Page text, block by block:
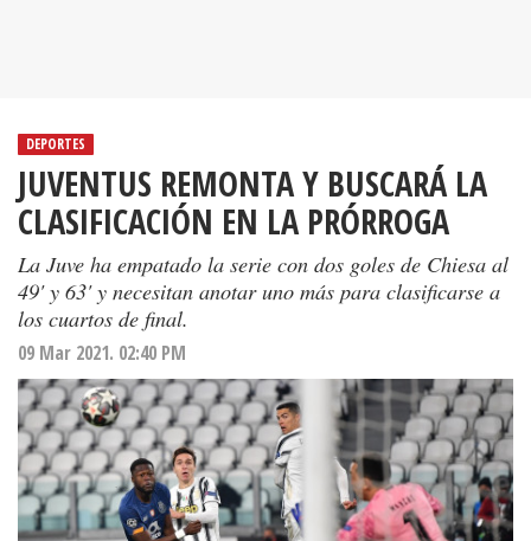
DEPORTES
JUVENTUS REMONTA Y BUSCARÁ LA
CLASIFICACIÓN EN LA PRÓRROGA
La Juve ha empatado la serie con dos goles de Chiesa al
49' y 63' y necesitan anotar uno más para clasificarse a
los cuartos de final.
09 Mar 2021. 02:40 PM